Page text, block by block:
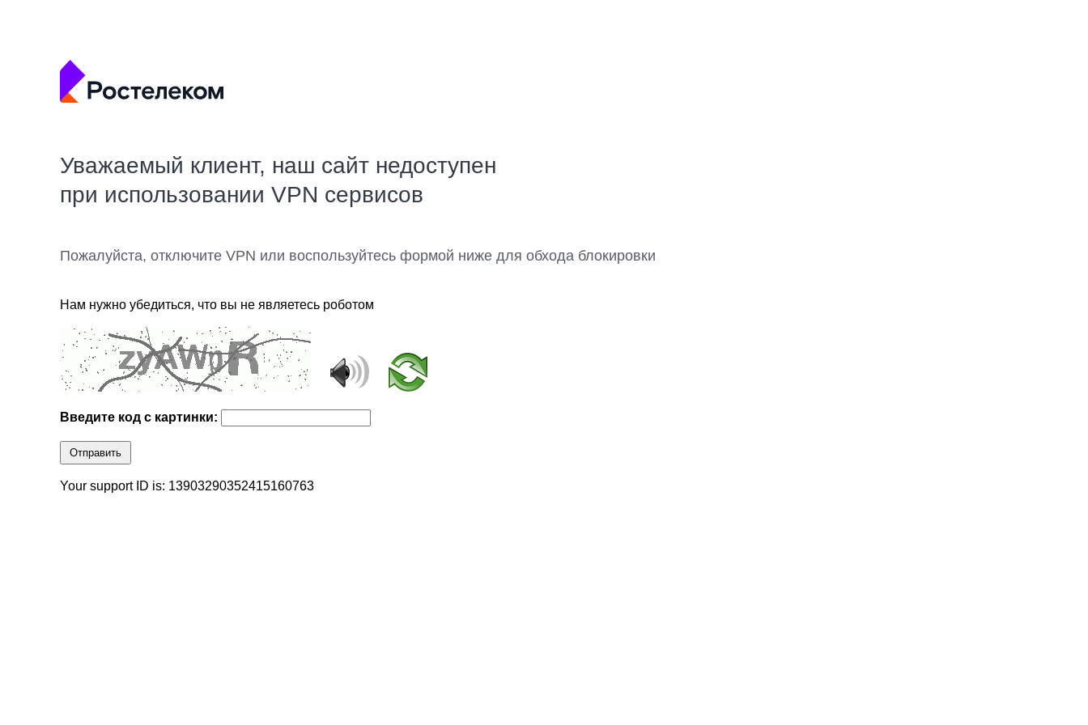
Уважаемый клиент, наш сайт недоступен
при использовании VPN сервисов
Пожалуйста, отключите VPN или воспользуйтесь формой ниже для обхода блокировки
Нам нужно убедиться, что вы не являетесь роботом
Введите код с картинки:
Отправить
Your support ID is: 13903290352415160763